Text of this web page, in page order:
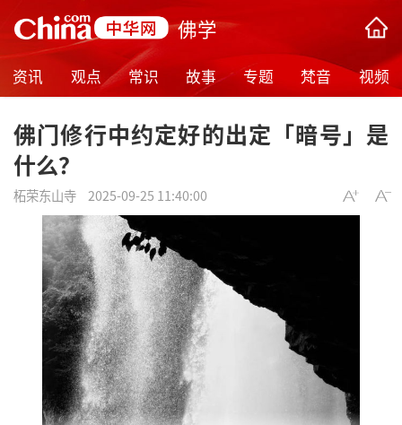
佛学
资讯 观点 常识 故事 专题 梵音 视频
佛门修行中约定好的出定「暗号」是
什么？
柘荣东山寺 2025-09-25 11:40:00